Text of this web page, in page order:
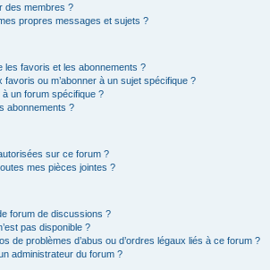
des membres ?
propres messages et sujets ?
les favoris et les abonnements ?
ou m’abonner à un sujet spécifique ?
à un forum spécifique ?
abonnements ?
sur ce forum ?
mes pièces jointes ?
forum de discussions ?
pas disponible ?
de problèmes d’abus ou d’ordres légaux liés à ce forum ?
administrateur du forum ?